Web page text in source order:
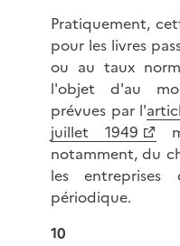
Pratiquement,
pour les livres
ou au taux
l'objet d'au
prévues par l'
juillet 1949
notamment, du
les entreprises
périodique.
10